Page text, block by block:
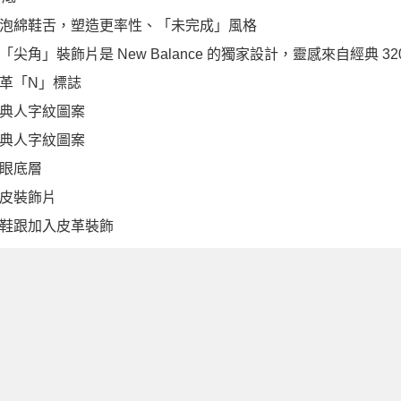
綿鞋舌，塑造更率性、「未完成」風格
尖角」裝飾片是 New Balance 的獨家設計，靈感來自經典
「N」標誌
人字紋圖案
人字紋圖案
底層
裝飾片
跟加入皮革裝飾